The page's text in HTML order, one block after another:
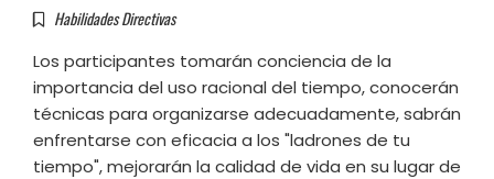
Habilidades Directivas
Los participantes tomarán conciencia de la
importancia del uso racional del tiempo, conocerán
técnicas para organizarse adecuadamente, sabrán
enfrentarse con eficacia a los "ladrones de tu
tiempo", mejorarán la calidad de vida en su lugar de